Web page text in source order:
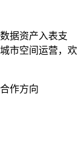
据资产入表支
市空间运营，欢
作方向